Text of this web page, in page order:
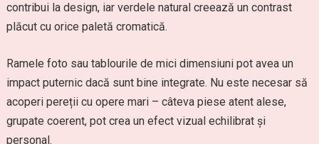
contribui la design, iar verdele natural creează un contrast
plăcut cu orice paletă cromatică.
Ramele foto sau tablourile de mici dimensiuni pot avea un
impact puternic dacă sunt bine integrate. Nu este necesar să
acoperi pereții cu opere mari – câteva piese atent alese,
grupate coerent, pot crea un efect vizual echilibrat și
personal.